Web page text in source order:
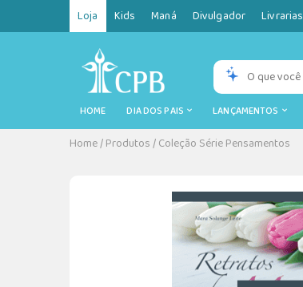
Loja Kids Maná Divulgador Livrarias
HOME DIA DOS PAIS LANÇAMENTOS
Home/Produtos/Coleção Série Pensamentos